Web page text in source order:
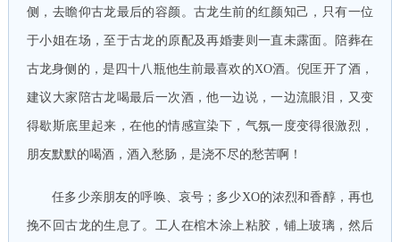
侧，去瞻仰古龙最后的容颜。古龙生前的红颜知己，只有一位
于小姐在场，至于古龙的原配及再婚妻则一直未露面。陪葬在
古龙身侧的，是四十八瓶他生前最喜欢的XO酒。倪匡开了酒，
建议大家陪古龙喝最后一次酒，他一边说，一边流眼泪，又变
得歇斯底里起来，在他的情感宣染下，气氛一度变得很激烈，
朋友默默的喝酒，酒入愁肠，是浇不尽的愁苦啊！
任多少亲朋友的呼唤、哀号；多少XO的浓烈和香醇，再也
挽不回古龙的生息了。工人在棺木涂上粘胶，铺上玻璃，然后